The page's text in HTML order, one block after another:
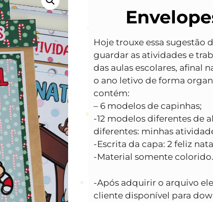
Hoje trouxe essa sugestão
guardar as atividades e
das aulas escolares, afinal
o ano letivo de forma
contém:
– 6 modelos de capinhas;
-12 modelos diferentes de
diferentes: minhas
-Escrita da capa: 2 feliz
-Material somente colorido.
-Após adquirir o arquivo
cliente disponível para